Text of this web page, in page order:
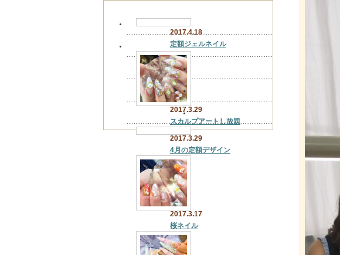
2017.4.18
定額ジェルネイル
2017.3.29
スカルプアートし放題
2017.3.29
4月の定額デザイン
2017.3.17
桜ネイル